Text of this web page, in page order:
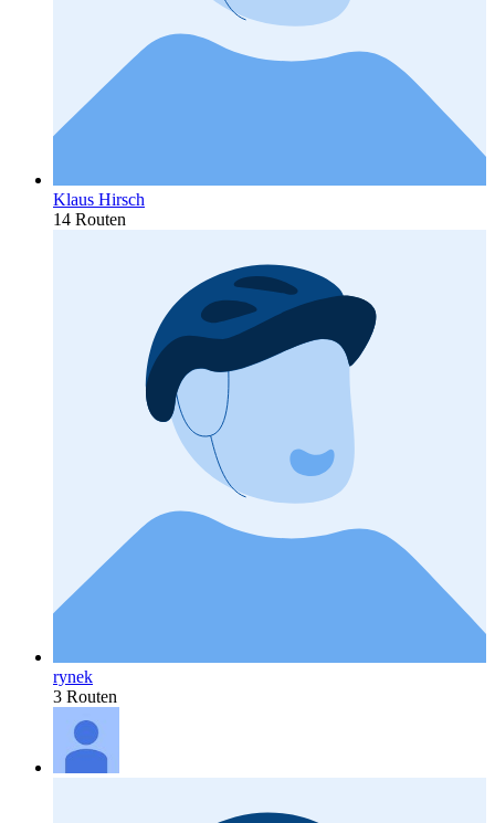
Klaus Hirsch
14 Routen
rynek
3 Routen